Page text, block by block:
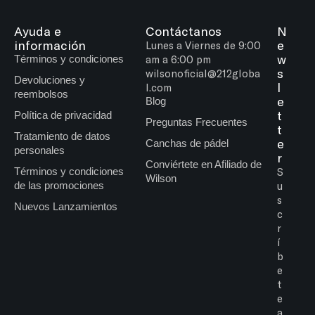
Ayuda e
información
Términos y condiciones
Devoluciones y
reembolsos
Política de privacidad
Tratamiento de datos
personales
Términos y condiciones
de las promociones
Nuevos Lanzamientos
Contáctanos
Lunes a Viernes de 9:00
am a 6:00 pm
wilsonoficial@212globa
l.com
Blog
Preguntas Frecuentes
Canchas de pádel
Conviértete en Afiliado de
Wilson
N
e
w
s
l
e
t
t
e
r
S
u
s
c
r
í
b
e
t
e
a